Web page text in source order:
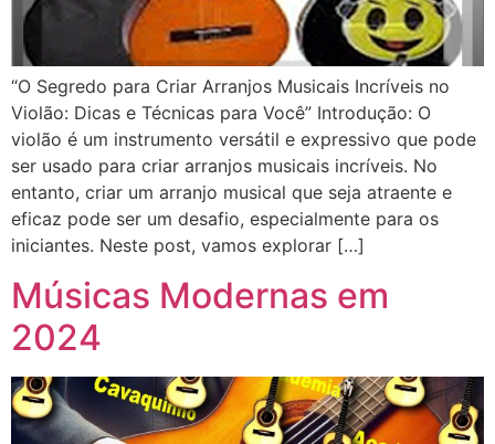
“O Segredo para Criar Arranjos Musicais Incríveis no
Violão: Dicas e Técnicas para Você” Introdução: O
violão é um instrumento versátil e expressivo que pode
ser usado para criar arranjos musicais incríveis. No
entanto, criar um arranjo musical que seja atraente e
eficaz pode ser um desafio, especialmente para os
iniciantes. Neste post, vamos explorar […]
Músicas Modernas em
2024